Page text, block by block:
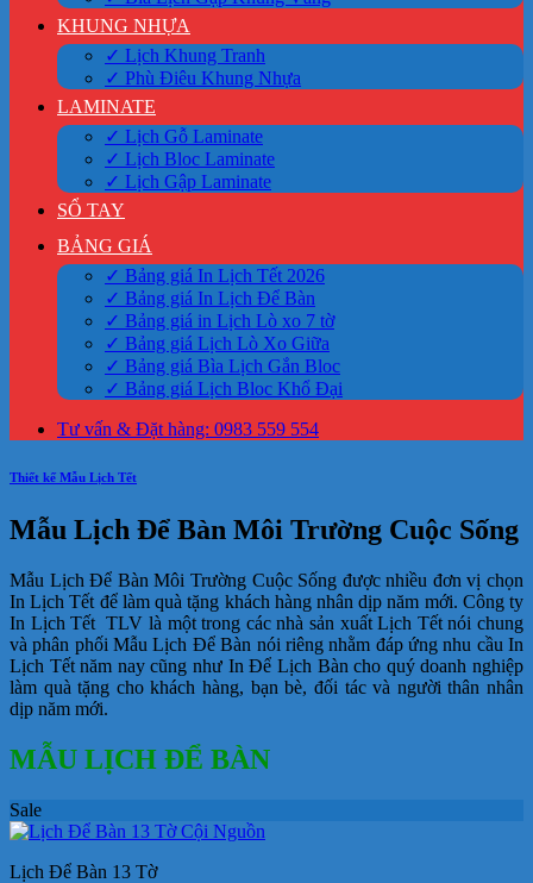
KHUNG NHỰA
✓ Lịch Khung Tranh
✓ Phù Điêu Khung Nhựa
LAMINATE
✓ Lịch Gỗ Laminate
✓ Lịch Bloc Laminate
✓ Lịch Gập Laminate
SỔ TAY
BẢNG GIÁ
✓ Bảng giá In Lịch Tết 2026
✓ Bảng giá In Lịch Để Bàn
✓ Bảng giá in Lịch Lò xo 7 tờ
✓ Bảng giá Lịch Lò Xo Giữa
✓ Bảng giá Bìa Lịch Gắn Bloc
✓ Bảng giá Lịch Bloc Khổ Đại
Tư vấn & Đặt hàng: 0983 559 554
Thiết kế Mẫu Lịch Tết
Mẫu Lịch Để Bàn Môi Trường Cuộc Sống
Mẫu Lịch Để Bàn Môi Trường Cuộc Sống được nhiều đơn vị chọn
In Lịch Tết để làm quà tặng khách hàng nhân dịp năm mới. Công ty
In Lịch Tết TLV là một trong các nhà sản xuất Lịch Tết nói chung
và phân phối Mẫu Lịch Để Bàn nói riêng nhằm đáp ứng nhu cầu In
Lịch Tết năm nay cũng như In Để Lịch Bàn cho quý doanh nghiệp
làm quà tặng cho khách hàng, bạn bè, đối tác và người thân nhân
dịp năm mới.
MẪU LỊCH ĐỂ BÀN
Sale
Lịch Để Bàn 13 Tờ